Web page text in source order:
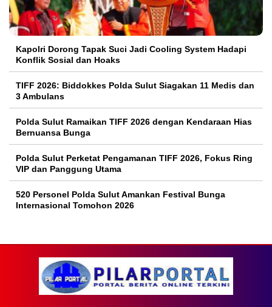
Kapolri Dorong Tapak Suci Jadi Cooling System Hadapi
Konflik Sosial dan Hoaks
TIFF 2026: Biddokkes Polda Sulut Siagakan 11 Medis dan
3 Ambulans
Polda Sulut Ramaikan TIFF 2026 dengan Kendaraan Hias
Bernuansa Bunga
Polda Sulut Perketat Pengamanan TIFF 2026, Fokus Ring
VIP dan Panggung Utama
520 Personel Polda Sulut Amankan Festival Bunga
Internasional Tomohon 2026